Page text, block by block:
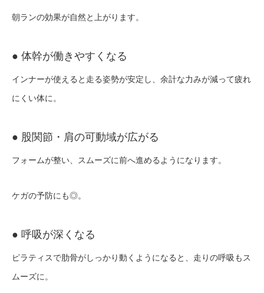
朝ランの効果が自然と上がります。
● 体幹が働きやすくなる
インナーが使えると走る姿勢が安定し、余計な力みが減って疲れ
にくい体に。
● 股関節・肩の可動域が広がる
フォームが整い、スムーズに前へ進めるようになります。
ケガの予防にも◎。
● 呼吸が深くなる
ピラティスで肋骨がしっかり動くようになると、走りの呼吸もス
ムーズに。